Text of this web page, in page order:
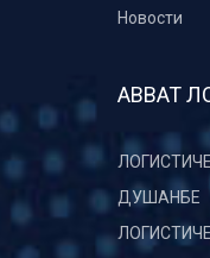
Новости
АВВАТ
ДУШАНБЕ